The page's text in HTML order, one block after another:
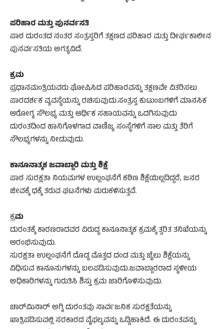
ಪರಿಹಾರ ಮತ್ತು ಪುನರ್ವಸತಿ
ಪಾಠ ದುರಂತದ ನಂತರ ಸಂತ್ರಸ್ತರಿಗೆ ತಕ್ಷಣದ ಪರಿಹಾರ ಮತ್ತು ದೀರ್ಘಕಾಲೀನ
ಪುನರ್ವಸತಿಯ ಅಗತ್ಯವಿದೆ.
ಕ್ರಮ
ಪ್ರಧಾನಮಂತ್ರಿಯವರು ಘೋಷಿಸಿದ ಪರಿಹಾರವನ್ನು ತಕ್ಷಣವೇ ವಿತರಿಸಲು
ಪಾರದರ್ಶಕ ವ್ಯವಸ್ಥೆಯನ್ನು ರಚಿಸುವುದು.ಸಂತ್ರಸ್ತ ಕುಟುಂಬಗಳಿಗೆ ಮಾನಸಿಕ
ಆರೋಗ್ಯ ಸೌಲಭ್ಯ ಮತ್ತು ಆರ್ಥಿಕ ಸಹಾಯವನ್ನು ಒದಗಿಸುವುದು
ದುರಂತದಿಂದ ಹಾನಿಗೊಳಗಾದ ವಾಣಿಜ್ಯ ಸಂಸ್ಥೆಗಳಿಗೆ ಸಾಲ ಮತ್ತು ತೆರಿಗೆ
ಸೌಲಭ್ಯಗಳನ್ನು ನೀಡುವುದು.
ಕಾನೂನಾತ್ಮಕ ಜವಾಬ್ದಾರಿ ಮತ್ತು ಶಿಕ್ಷೆ
ಪಾಠ ಸುರಕ್ಷತಾ ನಿಯಮಗಳ ಉಲ್ಲಂಘನೆಗೆ ಕಠಿಣ ಶಿಕ್ಷೆಯಿಲ್ಲದಿದ್ದರೆ, ಜನರ
ಜೀವಕ್ಕೆ ಧಕ್ಕೆ ತರುವ ಘಟನೆಗಳು ಮರುಕಳಿಸುತ್ತವೆ.
ಕ್ರಮ
ದುರಂತಕ್ಕೆ ಕಾರಣರಾದವರ ವಿರುದ್ಧ ಕಾನೂನಾತ್ಮಕ ಕ್ರಮಕ್ಕೆ ತ್ವರಿತ ತನಿಖೆಯನ್ನು
ಆರಂಭಿಸುವುದು.
ಸುರಕ್ಷತಾ ಉಲ್ಲಂಘನೆಗೆ ದೊಡ್ಡ ಮೊತ್ತದ ದಂಡ ಮತ್ತು ಜೈಲು ಶಿಕ್ಷೆಯನ್ನು
ವಿಧಿಸುವ ಕಾನೂನುಗಳನ್ನು ಬಲಪಡಿಸುವುದು.ಜವಾಬ್ದಾರರಾದ ಸ್ಥಳೀಯ
ಅಧಿಕಾರಿಗಳನ್ನು ಗುರುತಿಸಿ ಶಿಸ್ತು ಕ್ರಮ ಜಾರಿಗೊಳಿಸುವುದು.
ಚಾರ್‌ಮಿನಾರ್‌ ಅಗ್ನಿ ದುರಂತವು ಸಾರ್ವಜನಿಕ ಸುರಕ್ಷತೆಯನ್ನು
ಖಾತ್ರಿಪಡಿಸುವಲ್ಲಿ ಸರಕಾರದ ವೈಫಲ್ಯವನ್ನು ಒಡ್ಡಿಹಾಕಿದೆ. ಈ ದುರಂತವನ್ನು